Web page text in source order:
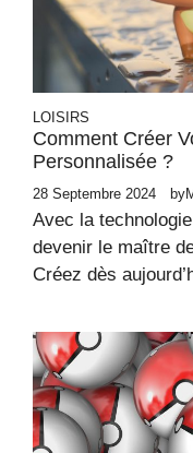
LOISIRS
Comment Créer
Personnalisée ?
28 Septembre 2024 by
Avec la
devenir le maître
Créez dès